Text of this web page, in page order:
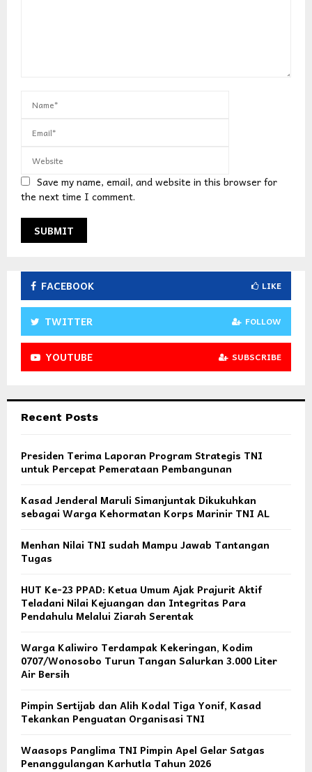
Save my name, email, and website in this browser for
the next time I comment.
FACEBOOK LIKE
TWITTER FOLLOW
YOUTUBE SUBSCRIBE
Recent Posts
Presiden Terima Laporan Program Strategis TNI
untuk Percepat Pemerataan Pembangunan
Kasad Jenderal Maruli Simanjuntak Dikukuhkan
sebagai Warga Kehormatan Korps Marinir TNI AL
Menhan Nilai TNI sudah Mampu Jawab Tantangan
Tugas
HUT Ke-23 PPAD: Ketua Umum Ajak Prajurit Aktif
Teladani Nilai Kejuangan dan Integritas Para
Pendahulu Melalui Ziarah Serentak
Warga Kaliwiro Terdampak Kekeringan, Kodim
0707/Wonosobo Turun Tangan Salurkan 3.000 Liter
Air Bersih
Pimpin Sertijab dan Alih Kodal Tiga Yonif, Kasad
Tekankan Penguatan Organisasi TNI
Waasops Panglima TNI Pimpin Apel Gelar Satgas
Penanggulangan Karhutla Tahun 2026